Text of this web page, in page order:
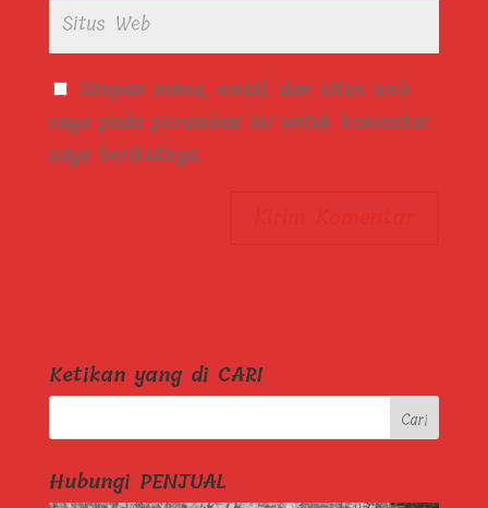
Simpan nama, email, dan situs web
saya pada peramban ini untuk komentar
saya berikutnya.
Ketikan yang di CARI
Hubungi PENJUAL